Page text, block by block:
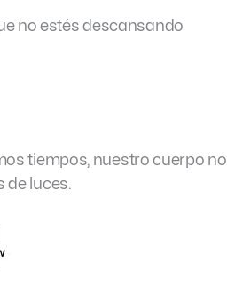
no estés descansando
tiempos, nuestro cuerpo no
de luces.